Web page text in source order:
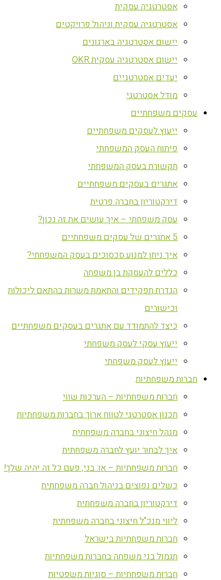
אסטרטגיה עסקית
אסטרטגיה עסקית וניהול פרויקטים
יישום אסטרטגיה בארגונים
יישום אסטרטגיה עסקית OKR
יעדים אסטרטגיים
מודל אסטרטגי
עסקים משפחתיים
ייעוץ לעסקים משפחתיים
פיתוח העסק המשפחתי
תקשורת בעסק המשפחתי
אתגרים בעסקים משפחתיים
דירקטוריון בחברה פרטית
עסק משפחתי – איך עושים את זה נכון?
5 אתגרים של עסקים משפחתיים
איך ניתן למנוע סכסוכים בעסק המשפחתי?
כללים להעסקת בן משפחה
הגדרת תפקידים והתאמת משרות בהתאם ליכולות
וכישורים
כיצד להתמודד עם אתגרים בעסקים משפחתיים
ייעוץ עסקי לעסק משפחתי
ייעוץ לעסק משפחתי
חברות משפחתיות
חברות משפחתיות – הערכות שווי
תכנון אסטרטגי לטווח ארוך בחברות משפחתיות
מנהל חיצוני בחברה משפחתית
איך לבחור יועץ לחברה משפחתית
חברות משפחתיות – או: בני, פעם כל זה יהיה שלך!
כשלים נפוצים בניהול חברה משפחתית
דירקטוריון בחברה משפחתית
ליווי מנכ"ל חיצוני בחברה משפחתית
חברות משפחתיות בישראל
תגמול בני משפחה בחברות משפחתיות
חברות משפחתיות – סוגיות משפטיות